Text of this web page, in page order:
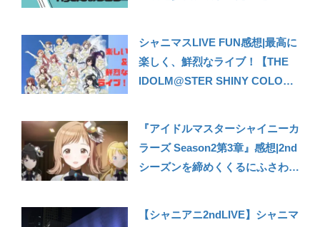
シャニマスLIVE FUN感想|最高に
楽しく、鮮烈なライブ！【THE
IDOLM@STER SHINY COLORS
『アイドルマスターシャイニーカ
ラーズ Season2第3章』感想|2nd
シーズンを締めくくるにふさわし
【シャニアニ2ndLIVE】シャニマ